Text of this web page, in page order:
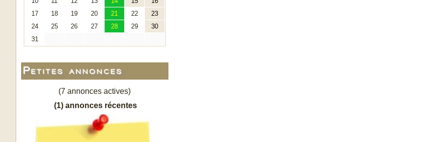
Petites annonces
(7 annonces actives)
(1) annonces récentes